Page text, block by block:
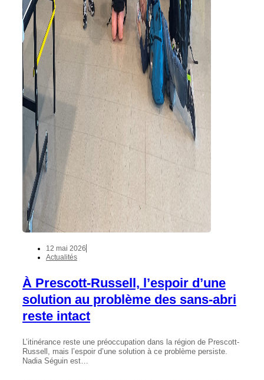
12 mai 2026
Actualités
À Prescott-Russell, l’espoir d’une
solution au problème des sans-abri
reste intact
L’itinérance reste une préoccupation dans la région de Prescott-
Russell, mais l’espoir d’une solution à ce problème persiste.
Nadia Séguin est…